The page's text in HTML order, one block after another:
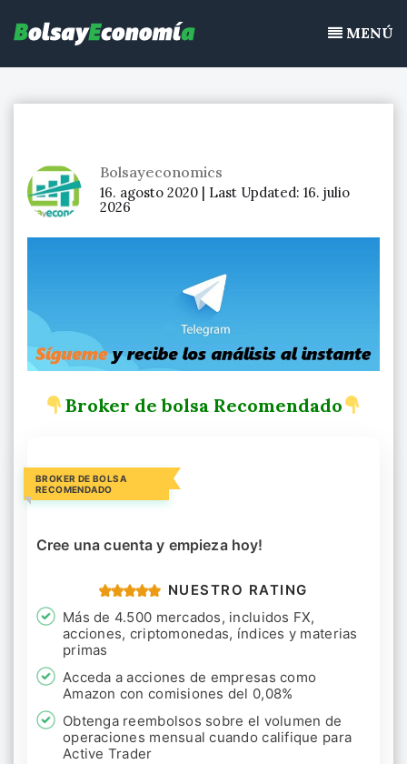
continuo, acciones de bolsa
contenidoMENÚ
Bolsayeconomics
16. agosto 2020 | Last Updated: 16. julio
2026
Broker de bolsa Recomendado
BROKER DE BOLSA
RECOMENDADO
Cree una cuenta y empieza hoy!
NUESTRO RATING
Más de 4.500 mercados, incluidos FX,
acciones, criptomonedas, índices y materias
primas
Acceda a acciones de empresas como
Amazon con comisiones del 0,08%
Obtenga reembolsos sobre el volumen de
operaciones mensual cuando califique para
Active Trader